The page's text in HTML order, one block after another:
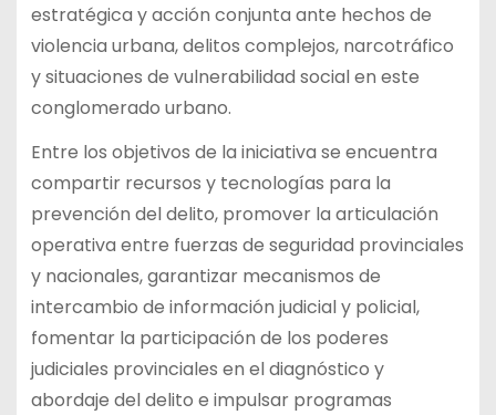
estratégica y acción conjunta ante hechos de
violencia urbana, delitos complejos, narcotráfico
y situaciones de vulnerabilidad social en este
conglomerado urbano.
Entre los objetivos de la iniciativa se encuentra
compartir recursos y tecnologías para la
prevención del delito, promover la articulación
operativa entre fuerzas de seguridad provinciales
y nacionales, garantizar mecanismos de
intercambio de información judicial y policial,
fomentar la participación de los poderes
judiciales provinciales en el diagnóstico y
abordaje del delito e impulsar programas